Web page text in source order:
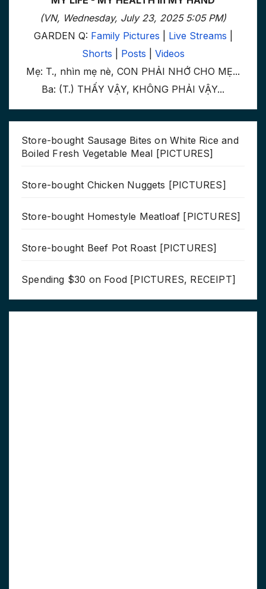
(VN, Wednesday, July 23, 2025 5:05 PM)
GARDEN Q: Family Pictures Live Streams
Shorts
Posts
Videos
Mẹ: T., nhìn mẹ nè, CON PHẢI NHỚ CHO MẸ...
Ba: (T.) THẤY VẬY, KHÔNG PHẢI VẬY...
Store-bought Sausage Bites on White Rice and
Boiled Fresh Vegetable Meal [PICTURES]
Store-bought Chicken Nuggets [PICTURES]
Store-bought Homestyle Meatloaf [PICTURES]
Store-bought Beef Pot Roast [PICTURES]
Spending $30 on Food [PICTURES, RECEIPT]